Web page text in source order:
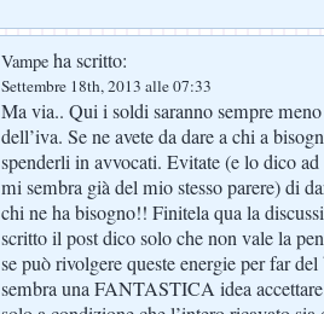
Vampe ha scritto:
Settembre 18th, 2013 alle 07:33
Ma via.. Qui i soldi saranno sempre
dell’iva. Se ne avete da dare a chi a
spenderli in avvocati. Evitate (e lo dico
mi sembra già del mio stesso parere) di
chi ne ha bisogno!! Finitela qua la
scritto il post dico solo che non vale la
se può rivolgere queste energie per far
sembra una FANTASTICA idea